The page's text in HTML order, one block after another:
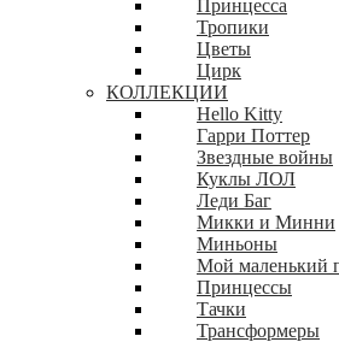
Принцесса
Тропики
Цветы
Цирк
КОЛЛЕКЦИИ
Hello Kitty
Гарри Поттер
Звездные войны
Куклы ЛОЛ
Леди Баг
Микки и Минни
Миньоны
Мой маленький
Принцессы
Тачки
Трансформеры